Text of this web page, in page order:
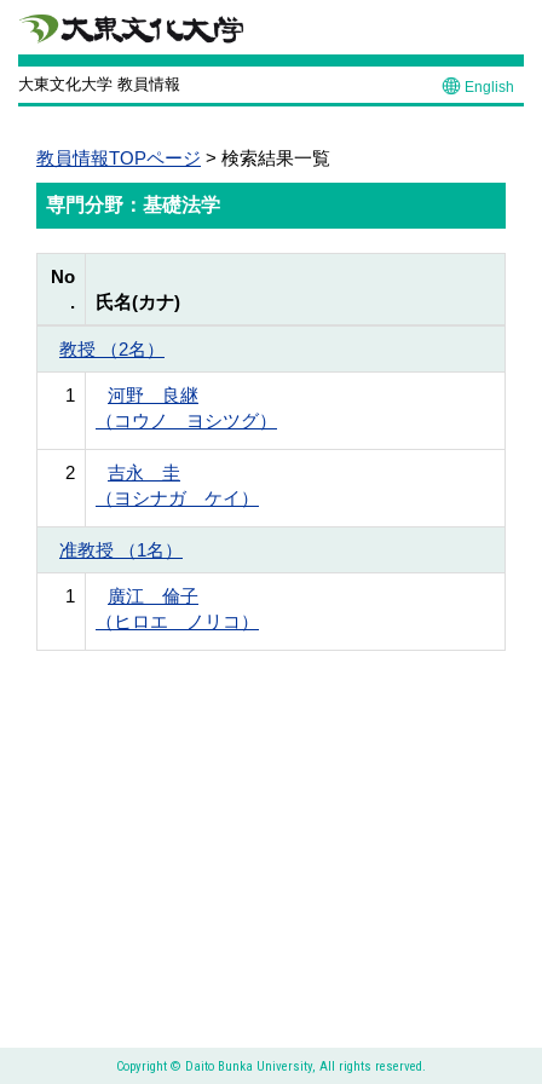
大東文化大学 教員情報 English
教員情報TOPページ > 検索結果一覧
専門分野：基礎法学
No
.
氏名(カナ)
教授 （2名）
1
河野 良継
（コウノ ヨシツグ）
2
吉永 圭
（ヨシナガ ケイ）
准教授 （1名）
1
廣江 倫子
（ヒロエ ノリコ）
Copyright © Daito Bunka University, All rights reserved.